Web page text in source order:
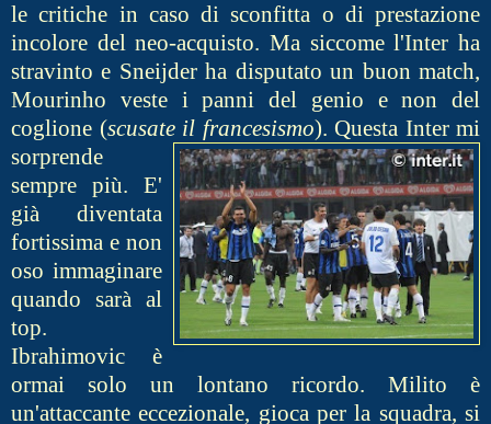
le critiche in caso di sconfitta o di prestazione
incolore del neo-acquisto. Ma siccome l'Inter ha
stravinto e Sneijder ha disputato un buon match,
Mourinho veste i panni del genio e non del
coglione (scusate il francesismo). Questa Inter mi
sorprende
sempre più. E'
già diventata
fortissima e non
oso immaginare
quando sarà al
top.
Ibrahimovic è
ormai solo un lontano ricordo. Milito è
un'attaccante eccezionale, gioca per la squadra, si